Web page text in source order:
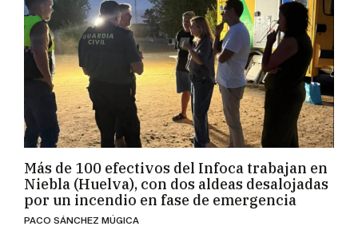
Más de 100 efectivos del Infoca trabajan en
Niebla (Huelva), con dos aldeas desalojadas
por un incendio en fase de emergencia
PACO SÁNCHEZ MÚGICA